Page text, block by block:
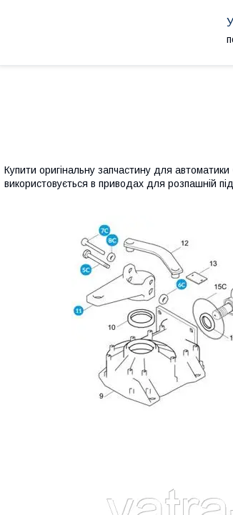
Купити оригінальну запчастину для автоматики
використовується в приводах для розпашній